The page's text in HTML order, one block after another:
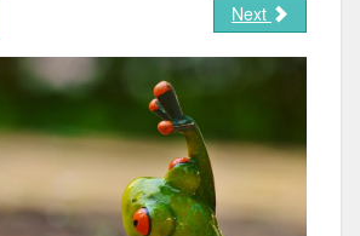
Next